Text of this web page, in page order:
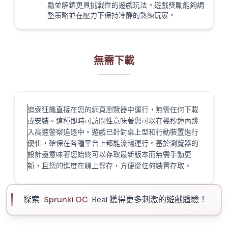
勵並解鎖更具挑戰性的遊戲玩法。遊戲獎勵能夠調
整策略並在壓力下保持冷靜的熟練玩家。
無需下載
追逐狂飆直接在您的網頁瀏覽器中運行，無需任何下載
或安裝。這種即時可訪問性意味著您可以在幾秒鐘內跳
入高速警察追逐中。遊戲已針對桌上型和行動裝置進行
優化，確保在各種平台上都能流暢運行。基於瀏覽器的
設計還意味著您始終可以存取最新版本而無需手動更
新，且您的進度在線上保存，方便從任何裝置存取。
探索 Sprunki OC Real 獲得更多刺激的遊戲體驗！